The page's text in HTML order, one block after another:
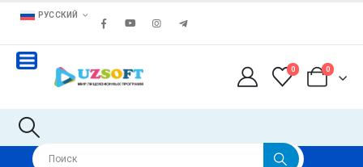
РУССКИЙ
0 0